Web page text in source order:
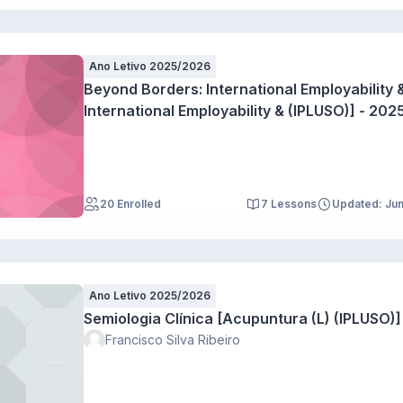
Ano Letivo 2025/2026
Beyond Borders: International Employability
International Employability & (IPLUSO)] -
20 Enrolled 7 Lessons Updated:
Ano Letivo 2025/2026
Semiologia Clínica [Acupuntura (L)
Francisco Silva Ribeiro